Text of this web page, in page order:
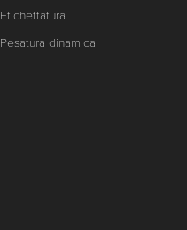
Etichettatura
Pesatura dinamica